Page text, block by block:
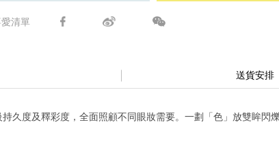
清單
送貨安排
久度及釋彩度，全面照顧不同眼妝需要。一劃「色」放雙眸閃